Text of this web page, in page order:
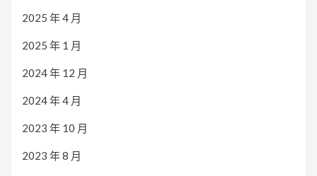
2025 年 4 月
2025 年 1 月
2024 年 12 月
2024 年 4 月
2023 年 10 月
2023 年 8 月